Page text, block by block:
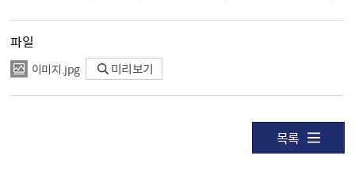
파일
이미지.jpg 미리보기
목록